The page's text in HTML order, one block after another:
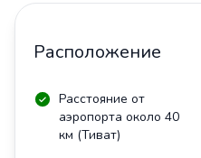
Расположение
Расстояние от
аэропорта около 40
км (Тиват)